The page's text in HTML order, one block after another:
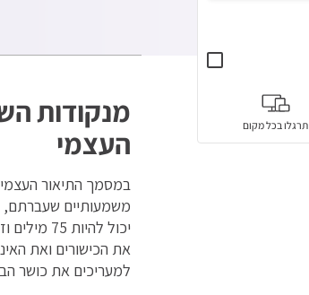
תרגלו בכל מקום
מנקודות
העצמי
במסמך התיאור
משמעותיים שעברתם,
את הכישורים ואת
למעריכים את כושר